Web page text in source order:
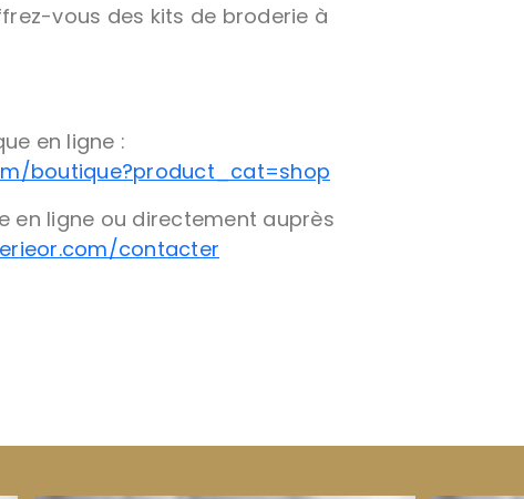
vous des kits de broderie à
en ligne :
boutique?product_cat=shop
en ligne ou directement auprès
contacter